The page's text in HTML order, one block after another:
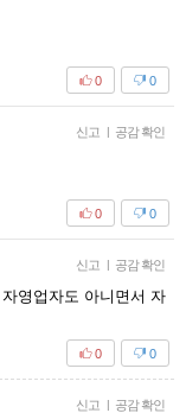
0
0
신고 | 공감 확인
0
0
신고 | 공감 확인
영업자도 아니면서 자
0
0
신고 | 공감 확인